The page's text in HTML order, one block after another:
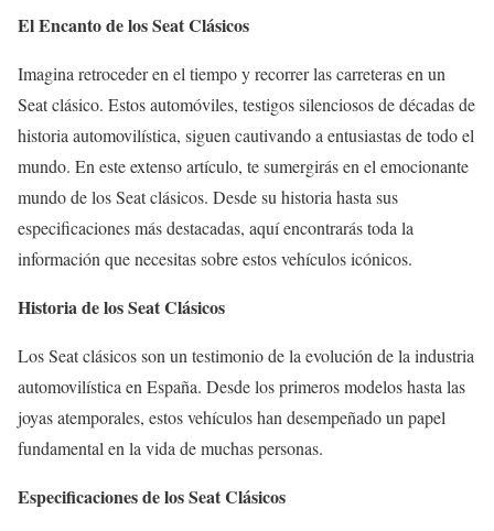
El Encanto de los Seat Clásicos
Imagina retroceder en el tiempo y recorrer las carreteras en un
Seat clásico. Estos automóviles, testigos silenciosos de décadas de
historia automovilística, siguen cautivando a entusiastas de todo el
mundo. En este extenso artículo, te sumergirás en el emocionante
mundo de los Seat clásicos. Desde su historia hasta sus
especificaciones más destacadas, aquí encontrarás toda la
información que necesitas sobre estos vehículos icónicos.
Historia de los Seat Clásicos
Los Seat clásicos son un testimonio de la evolución de la industria
automovilística en España. Desde los primeros modelos hasta las
joyas atemporales, estos vehículos han desempeñado un papel
fundamental en la vida de muchas personas.
Especificaciones de los Seat Clásicos